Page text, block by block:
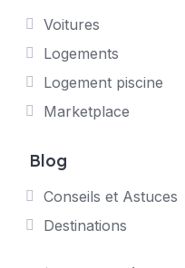
Voitures
Logements
Logement piscine
Marketplace
Blog
Conseils et Astuces
Destinations